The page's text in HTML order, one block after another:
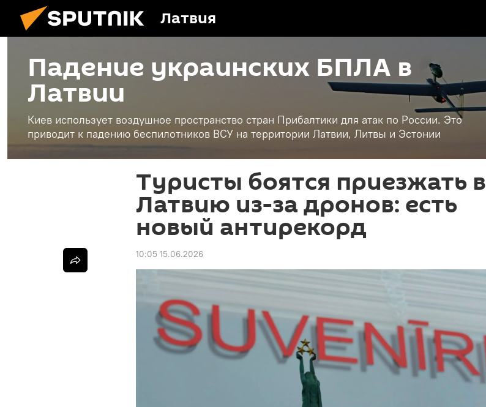
Латвия
Падение украинских БПЛА в
Латвии
Киев использует воздушное пространство стран Прибалтики для атак по России. Это
приводит к падению беспилотников ВСУ на территории Латвии, Литвы и Эстонии
Туристы боятся приезжать в
Латвию из-за дронов: есть
новый антирекорд
10:05 15.06.2026